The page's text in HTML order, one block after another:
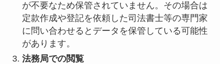
が不要なため保管されていません。その場合は
定款作成や登記を依頼した司法書士等の専門家
に問い合わせるとデータを保管している可能性
があります。
法務局での閲覧